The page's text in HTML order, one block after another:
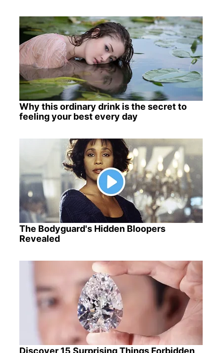
Why this ordinary drink is the secret to
feeling your best every day
The Bodyguard's Hidden Bloopers
Revealed